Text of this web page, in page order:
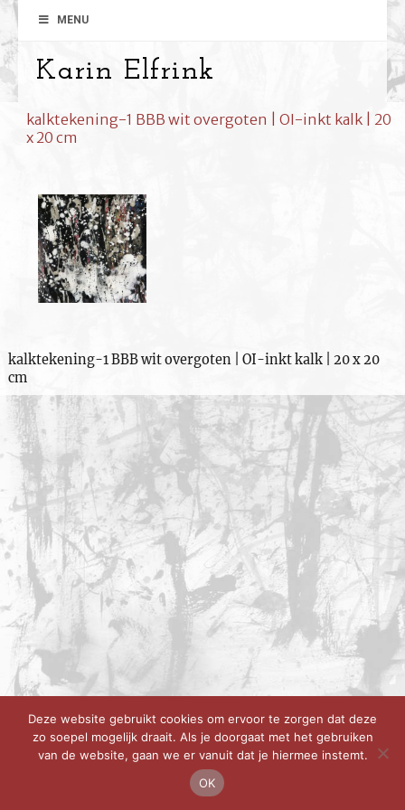
MENU
Karin Elfrink
kalktekening-1 BBB wit overgoten | OI-inkt kalk | 20
x 20 cm
kalktekening-1 BBB wit overgoten | OI-inkt kalk | 20 x 20
cm
Deze website gebruikt cookies om ervoor te zorgen dat deze
zo soepel mogelijk draait. Als je doorgaat met het gebruiken
van de website, gaan we er vanuit dat je hiermee instemt.
OK